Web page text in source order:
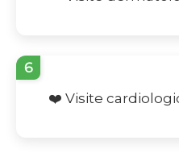
6
❤️ Visite